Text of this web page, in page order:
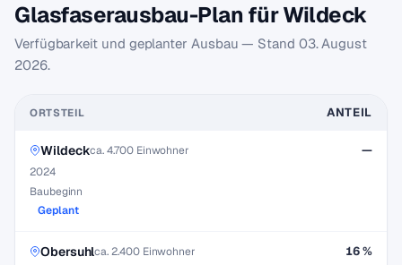
Glasfaserausbau-Plan für Wildeck
Verfügbarkeit und geplanter Ausbau — Stand 03. August
2026.
ORTSTEIL ANTEIL
Wildeckca. 4.700 Einwohner
Geplant
2024
Baubeginn
—
Obersuhlca. 2.400 Einwohner
16 %